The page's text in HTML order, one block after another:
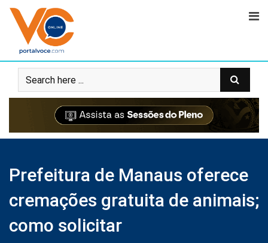
Prefeitura de Manaus oferece
cremações gratuita de animais;
como solicitar